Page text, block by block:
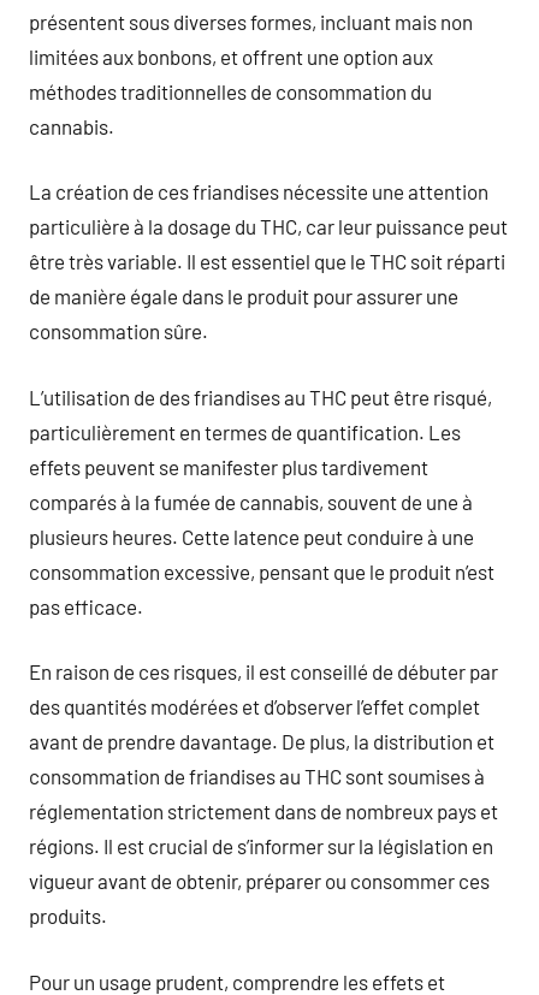
présentent sous diverses formes, incluant mais non
limitées aux bonbons, et offrent une option aux
méthodes traditionnelles de consommation du
cannabis.
La création de ces friandises nécessite une attention
particulière à la dosage du THC, car leur puissance peut
être très variable. Il est essentiel que le THC soit réparti
de manière égale dans le produit pour assurer une
consommation sûre.
L’utilisation de des friandises au THC peut être risqué,
particulièrement en termes de quantification. Les
effets peuvent se manifester plus tardivement
comparés à la fumée de cannabis, souvent de une à
plusieurs heures. Cette latence peut conduire à une
consommation excessive, pensant que le produit n’est
pas efficace.
En raison de ces risques, il est conseillé de débuter par
des quantités modérées et d’observer l’effet complet
avant de prendre davantage. De plus, la distribution et
consommation de friandises au THC sont soumises à
réglementation strictement dans de nombreux pays et
régions. Il est crucial de s’informer sur la législation en
vigueur avant de obtenir, préparer ou consommer ces
produits.
Pour un usage prudent, comprendre les effets et